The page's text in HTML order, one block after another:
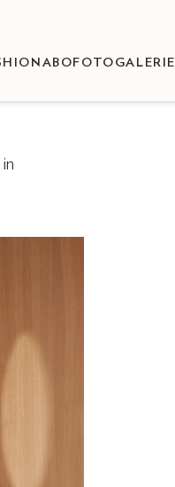
ABOFOTOGALERIE